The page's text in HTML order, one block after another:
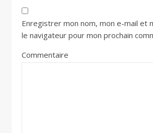
Enregistrer mon nom, mon e-mail et
le navigateur pour mon prochain
Commentaire